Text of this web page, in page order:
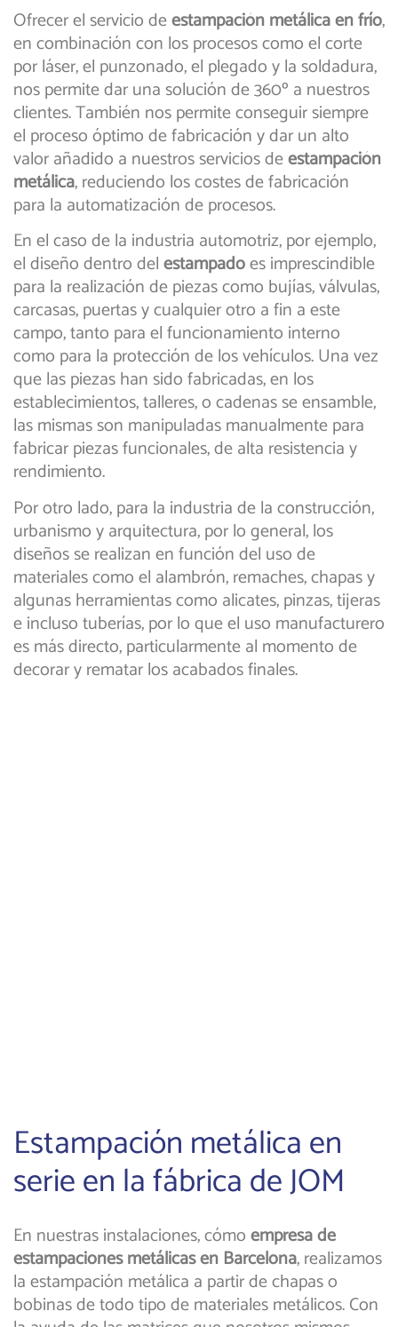
Ofrecer el servicio deestampación metálica en frío,
en combinación con los procesos como el corte
por láser, el punzonado, el plegado y la soldadura,
nos permite dar una solución de 360º a nuestros
clientes. También nos permite conseguir siempre
el proceso óptimo de fabricación y dar un alto
valor añadido a nuestros servicios deestampación
metálica, reduciendo los costes de fabricación
para la automatización de procesos.
En el caso de la industria automotriz, por ejemplo,
el diseño dentro delestampadoes imprescindible
para la realización de piezas como bujías, válvulas,
carcasas, puertas y cualquier otro a fin a este
campo, tanto para el funcionamiento interno
como para la protección de los vehículos. Una vez
que las piezas han sido fabricadas, en los
establecimientos, talleres, o cadenas se ensamble,
las mismas son manipuladas manualmente para
fabricar piezas funcionales, de alta resistencia y
rendimiento.
Por otro lado, para la industria de la construcción,
urbanismo y arquitectura, por lo general, los
diseños se realizan en función del uso de
materiales como el alambrón, remaches, chapas y
algunas herramientas como alicates, pinzas, tijeras
e incluso tuberías, por lo que el uso manufacturero
es más directo, particularmente al momento de
decorar y rematar los acabados finales.
Estampación metálica en
serie en la fábrica de JOM
En nuestras instalaciones, cómoempresa de
estampaciones metálicas en Barcelona, realizamos
la estampación metálica a partir de chapas o
bobinas de todo tipo de materiales metálicos. Con